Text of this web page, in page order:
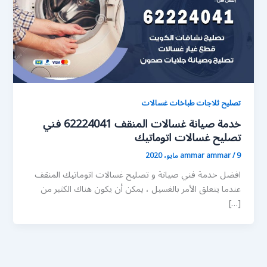
تصليح ثلاجات طباخات غسالات
خدمة صيانة غسالات المنقف 62224041 فني
تصليح غسالات اتوماتيك
ammar ammar/9 مايو، 2020
افضل خدمة فني صيانة و تصليح غسالات اتوماتيك المنقف
عندما يتعلق الأمر بالغسيل ، يمكن أن يكون هناك الكثير من
[…]